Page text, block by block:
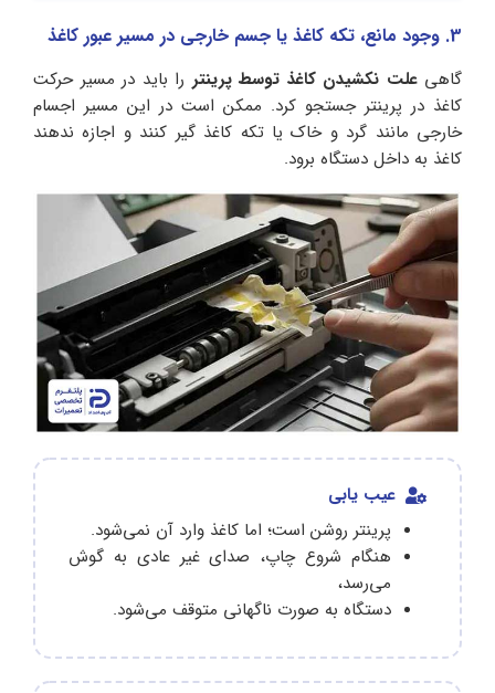
3. وجود مانع، تکه کاغذ یا جسم خارجی در مسیر عبور کاغذ
گاهیعلت نکشیدن کاغذ توسط پرینتر را باید در مسیر حرکت
کاغذ در پرینتر جستجو کرد. ممکن است در این مسیر اجسام
خارجی مانند گرد و خاک یا تکه کاغذ گیر ‌کنند و اجازه ندهند
کاغذ به داخل دستگاه برود.
عیب یابی
پرینتر روشن است؛ اما کاغذ وارد آن نمی‌شود.
هنگام شروع چاپ، صدای غیر عادی به گوش
می‌رسد،
دستگاه به صورت ناگهانی متوقف می‌شود.